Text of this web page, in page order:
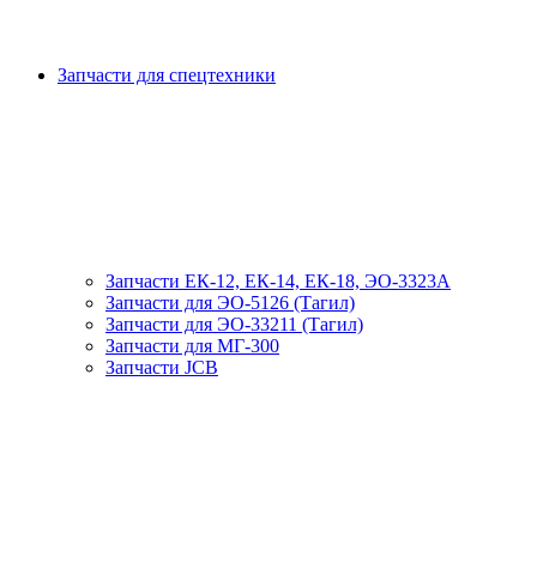
Запчасти для спецтехники
Запчасти ЕК-12, ЕК-14, ЕК-18, ЭО-3323А
Запчасти для ЭО-5126 (Тагил)
Запчасти для ЭО-33211 (Тагил)
Запчасти для МГ-300
Запчасти JCB